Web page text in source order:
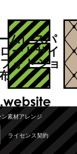
ムレスパ
ードサイ
ォトショ
素材アレンジ
ライセンス契約